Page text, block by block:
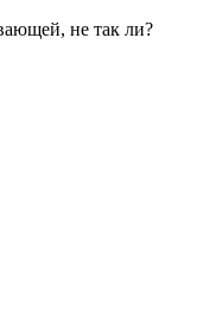
не так ли?